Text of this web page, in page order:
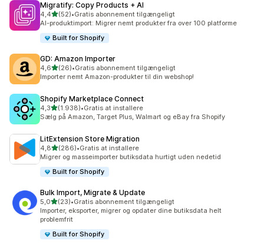
Migratify: Copy Products + AI
4,4ud af 5 stjerner
(52)
52 anmeldelser i alt
•Gratis abonnement tilgængeligt
AI-produktimport: Migrer nemt produkter fra over 100 platforme
Built for Shopify
GD: Amazon Importer
4,6ud af 5 stjerner
(26)
26 anmeldelser i alt
•Gratis abonnement tilgængeligt
Importer nemt Amazon-produkter til din webshop!
Shopify Marketplace Connect
4,3ud af 5 stjerner
(1.938)
1938 anmeldelser i alt
•Gratis at installere
Sælg på Amazon, Target Plus, Walmart og eBay fra Shopify
LitExtension Store Migration
4,8ud af 5 stjerner
(286)
286 anmeldelser i alt
•Gratis at installere
Migrer og masseimporter butiksdata hurtigt uden nedetid
Built for Shopify
Bulk Import, Migrate & Update
5,0ud af 5 stjerner
(23)
23 anmeldelser i alt
•Gratis abonnement tilgængeligt
Importer, eksporter, migrer og opdater dine butiksdata helt
problemfrit
Built for Shopify